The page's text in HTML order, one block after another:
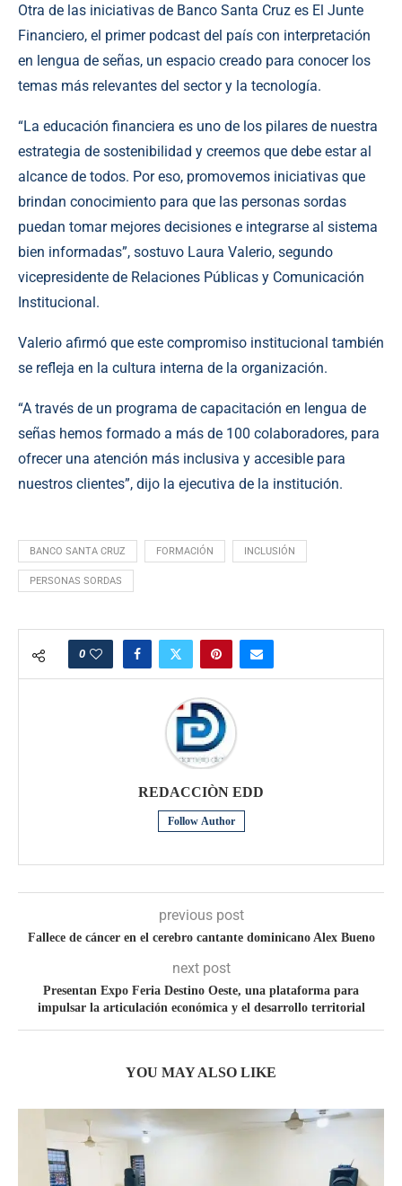
Otra de las iniciativas de Banco Santa Cruz es El Junte
Financiero, el primer podcast del país con interpretación
en lengua de señas, un espacio creado para conocer los
temas más relevantes del sector y la tecnología.
“La educación financiera es uno de los pilares de nuestra
estrategia de sostenibilidad y creemos que debe estar al
alcance de todos. Por eso, promovemos iniciativas que
brindan conocimiento para que las personas sordas
puedan tomar mejores decisiones e integrarse al sistema
bien informadas”, sostuvo Laura Valerio, segundo
vicepresidente de Relaciones Públicas y Comunicación
Institucional.
Valerio afirmó que este compromiso institucional también
se refleja en la cultura interna de la organización.
“A través de un programa de capacitación en lengua de
señas hemos formado a más de 100 colaboradores, para
ofrecer una atención más inclusiva y accesible para
nuestros clientes”, dijo la ejecutiva de la institución.
BANCO SANTA CRUZ FORMACIÓN INCLUSIÓN
PERSONAS SORDAS
0
REDACCIÒN EDD
Follow Author
previous post
Fallece de cáncer en el cerebro cantante dominicano Alex Bueno
next post
Presentan Expo Feria Destino Oeste, una plataforma para
impulsar la articulación económica y el desarrollo territorial
YOU MAY ALSO LIKE